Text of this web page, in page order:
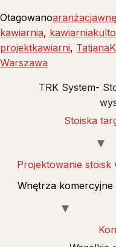
Otagowano
kawiarnia,
projektkawiarni,
Warszawa
TRK System-
Stoiska
Projektowanie
Wnętrza komercyjne